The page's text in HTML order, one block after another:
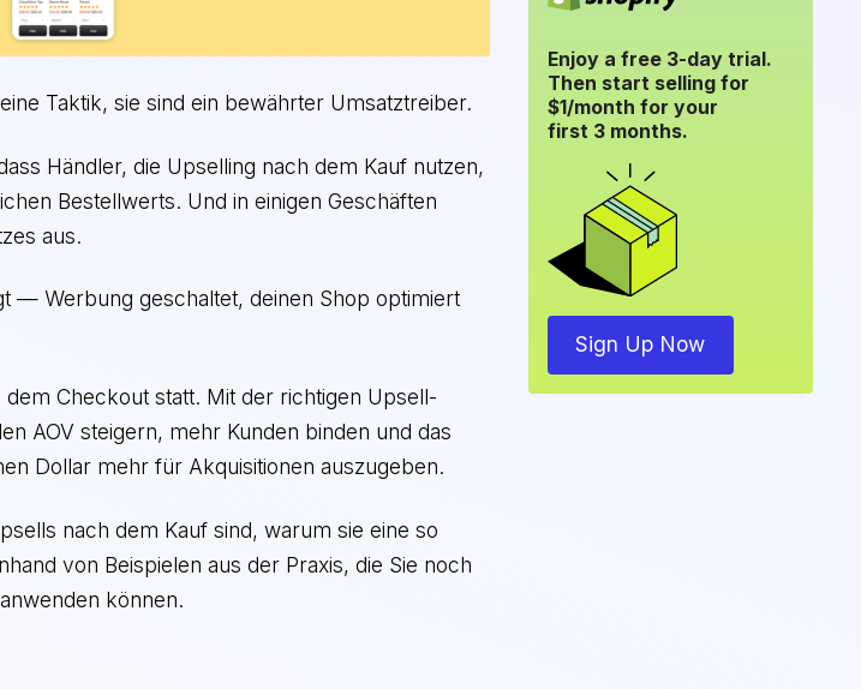
Taktik, sie sind ein bewährter Umsatztreiber.
Händler, die Upselling nach dem Kauf nutzen,
Bestellwerts. Und in einigen Geschäften
aus.
— Werbung geschaltet, deinen Shop optimiert
Checkout statt. Mit der richtigen Upsell-
AOV steigern, mehr Kunden binden und das
Dollar mehr für Akquisitionen auszugeben.
nach dem Kauf sind, warum sie eine so
von Beispielen aus der Praxis, die Sie noch
können.
Enjoy a free 3-day trial.
Then start selling for
$1/month for your
first 3 months.
Sign Up Now